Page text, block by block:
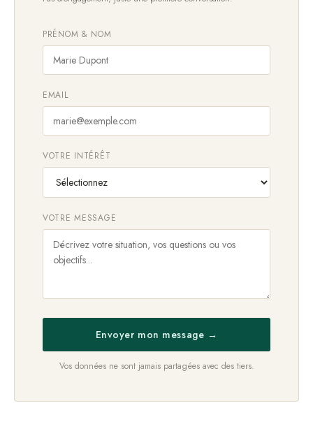
PRÉNOM & NOM
EMAIL
VOTRE INTÉRÊT
VOTRE MESSAGE
Envoyer mon message →
Vos données ne sont jamais partagées avec des tiers.